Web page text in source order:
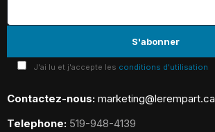
J'ai lu et j'accepte les conditions d'utilisation
Contactez-nous: marketing@lerempart.ca
Telephone: 519-948-4139